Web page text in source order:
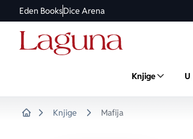
Eden BooksDice Arena
Knjige
Knjige Mafija